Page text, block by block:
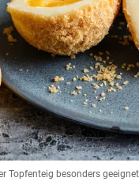
Topfenteig besonders